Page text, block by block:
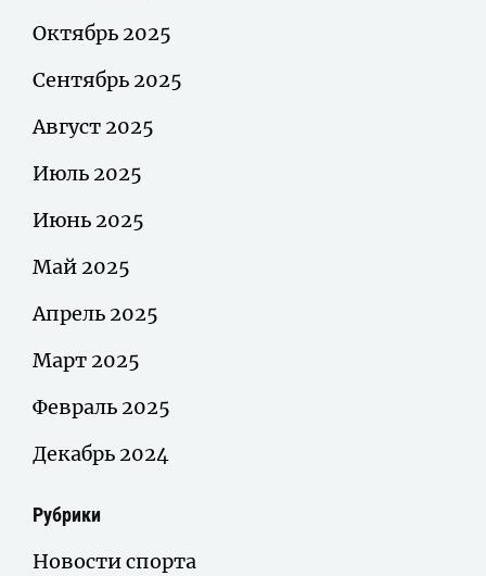
Октябрь 2025
Сентябрь 2025
Август 2025
Июль 2025
Июнь 2025
Май 2025
Апрель 2025
Март 2025
Февраль 2025
Декабрь 2024
Рубрики
Новости спорта